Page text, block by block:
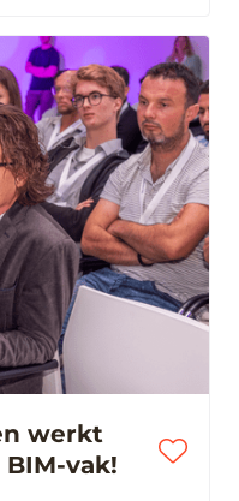
werkt
vak!